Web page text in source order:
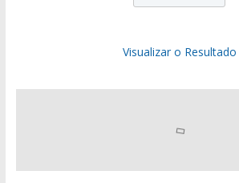
Visualizar o Resultado